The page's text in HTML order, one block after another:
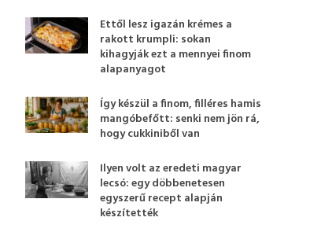
Ettől lesz igazán krémes a
rakott krumpli: sokan
kihagyják ezt a mennyei finom
alapanyagot
Így készül a finom, filléres hamis
mangóbefőtt: senki nem jön rá,
hogy cukkiniből van
Ilyen volt az eredeti magyar
lecsó: egy döbbenetesen
egyszerű recept alapján
készítették